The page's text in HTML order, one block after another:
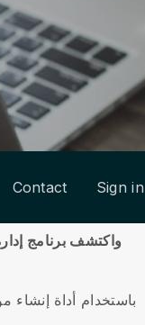
Contact Sign in
واكتشف برنامج